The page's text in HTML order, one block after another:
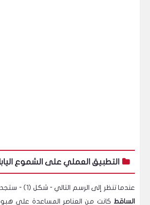
التطبيق العملي على الشموع
عندما تنظر إلى الرسم التالي - شكل (1) - ستجد أن
الساقط كانت من العناصر المساعدة على